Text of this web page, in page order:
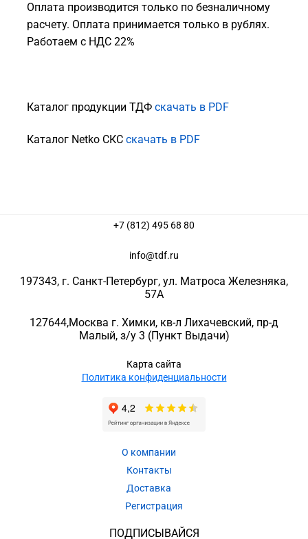
Оплата производится только по безналичному
расчету. Оплата принимается только в рублях.
Работаем с НДС 22%
Каталог продукции ТДФ скачать в PDF
Каталог Netko СКС скачать в PDF
+7 (812) 495 68 80
info@tdf.ru
197343, г. Санкт-Петербург, ул. Матроса Железняка,
57A
127644,Москва г. Химки, кв-л Лихачевский, пр-д
Малый, з/у 3 (Пункт Выдачи)
Карта сайта
Политика конфиденциальности
О компании
Контакты
Доставка
Регистрация
ПОДПИСЫВАЙСЯ